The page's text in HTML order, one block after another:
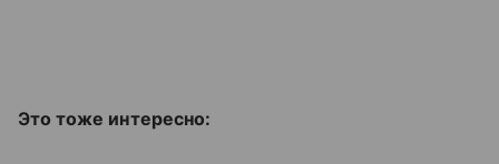
Это тоже интересно: